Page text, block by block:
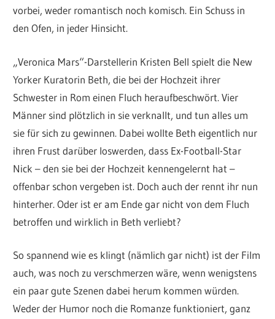
vorbei, weder romantisch noch komisch. Ein Schuss in
den Ofen, in jeder Hinsicht.
„Veronica Mars“-Darstellerin Kristen Bell spielt die New
Yorker Kuratorin Beth, die bei der Hochzeit ihrer
Schwester in Rom einen Fluch heraufbeschwört. Vier
Männer sind plötzlich in sie verknallt, und tun alles um
sie für sich zu gewinnen. Dabei wollte Beth eigentlich nur
ihren Frust darüber loswerden, dass Ex-Football-Star
Nick – den sie bei der Hochzeit kennengelernt hat –
offenbar schon vergeben ist. Doch auch der rennt ihr nun
hinterher. Oder ist er am Ende gar nicht von dem Fluch
betroffen und wirklich in Beth verliebt?
So spannend wie es klingt (nämlich gar nicht) ist der Film
auch, was noch zu verschmerzen wäre, wenn wenigstens
ein paar gute Szenen dabei herum kommen würden.
Weder der Humor noch die Romanze funktioniert, ganz